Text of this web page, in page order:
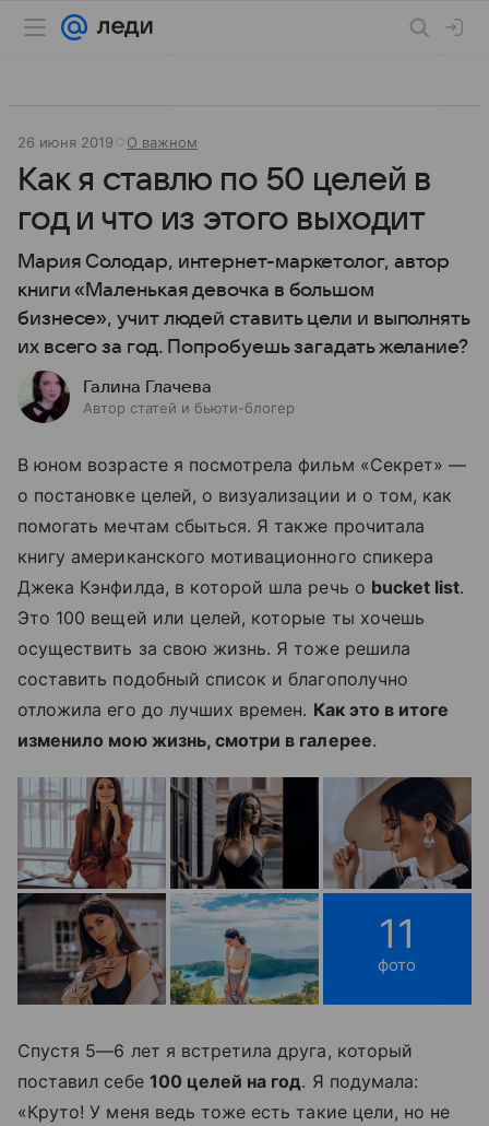
26 июня 2019 О важном
Как я ставлю по 50 целей в
год и что из этого выходит
Мария Солодар, интернет-маркетолог, автор
книги «Маленькая девочка в большом
бизнесе», учит людей ставить цели и выполнять
их всего за год. Попробуешь загадать желание?
Галина Глачева
Автор статей и бьюти-блогер
В юном возрасте я посмотрела фильм «Секрет» —
о постановке целей, о визуализации и о том, как
помогать мечтам сбыться. Я также прочитала
книгу американского мотивационного спикера
Джека Кэнфилда, в которой шла речь о bucket list.
Это 100 вещей или целей, которые ты хочешь
осуществить за свою жизнь. Я тоже решила
составить подобный список и благополучно
отложила его до лучших времен. Как это в итоге
изменило мою жизнь, смотри в галерее.
11
фото
Спустя 5—6 лет я встретила друга, который
поставил себе 100 целей на год. Я подумала:
«Круто! У меня ведь тоже есть такие цели, но не